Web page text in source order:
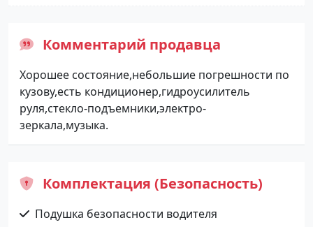
Комментарий продавца
Хорошее состояние,небольшие погрешности по
кузову,есть кондиционер,гидроусилитель
руля,стекло-подъемники,электро-
зеркала,музыка.
Комплектация (Безопасность)
Подушка безопасности водителя